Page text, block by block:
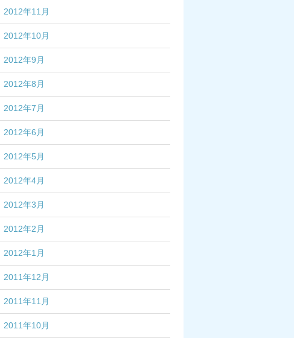
2012年11月
2012年10月
2012年9月
2012年8月
2012年7月
2012年6月
2012年5月
2012年4月
2012年3月
2012年2月
2012年1月
2011年12月
2011年11月
2011年10月